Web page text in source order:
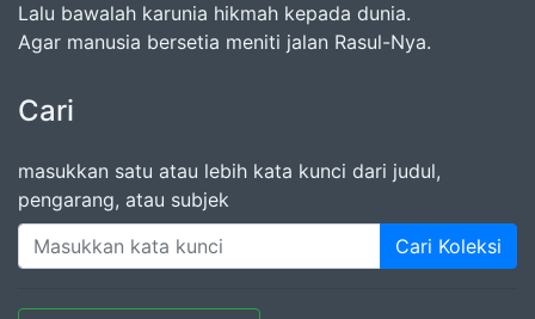
Lalu bawalah karunia hikmah kepada dunia.
Agar manusia bersetia meniti jalan Rasul-Nya.
Cari
masukkan satu atau lebih kata kunci dari judul,
pengarang, atau subjek
Cari Koleksi